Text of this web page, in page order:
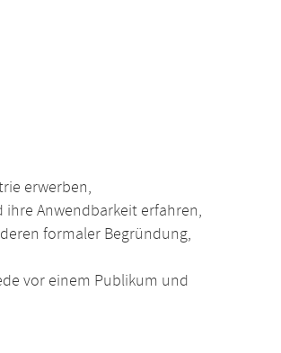
erwerben,
Anwendbarkeit erfahren,
formaler Begründung,
vor einem Publikum und